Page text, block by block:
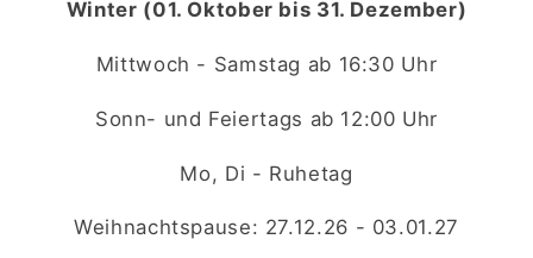
Winter (01. Oktober bis 31. Dezember)
Mittwoch - Samstag ab 16:30 Uhr
Sonn- und Feiertags ab 12:00 Uhr
Mo, Di - Ruhetag
Weihnachtspause: 27.12.26 - 03.01.27